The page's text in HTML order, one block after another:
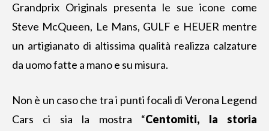
Grandprix Originals presenta le sue icone come
Steve McQueen, Le Mans, GULF e HEUER mentre
un artigianato di altissima qualità realizza calzature
da uomo fatte a mano e su misura.
Non è un caso che tra i punti focali di Verona Legend
Cars ci sia la mostra “Centomiti, la storia